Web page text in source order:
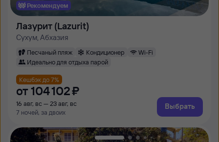
Рекомендуем
Лазурит (Lazurit)
Сухум, Абхазия
Песчаный пляж Кондиционер
Wi-Fi
Идеально для отдыха парой
Кешбэк до 7%
от 104 ⁠102 ⁠₽
16 авг, вс — 23 авг, вс
7 ночей, за двоих
Выбрать